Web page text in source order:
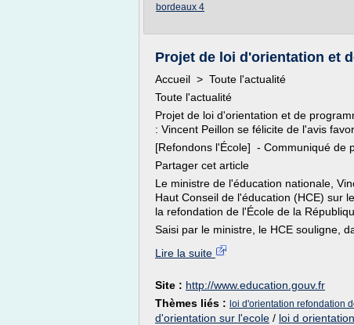
bordeaux 4
Projet de loi d'orientation et
Accueil > Toute l'actualité
Toute l'actualité
Projet de loi d'orientation et de
: Vincent Peillon se félicite de l'avis
[Refondons l'École] - Communiqué de
Partager cet article
Le ministre de l'éducation nationale,
Haut Conseil de l'éducation (HCE) sur
la refondation de l'École de la
Saisi par le ministre, le HCE souligne,
Lire la suite
Site : http://www.education.gouv.fr
Thèmes liés : loi d'orientation refondation
d'orientation sur l'ecole / loi d